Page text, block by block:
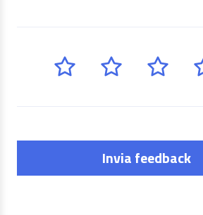
Invia feedback